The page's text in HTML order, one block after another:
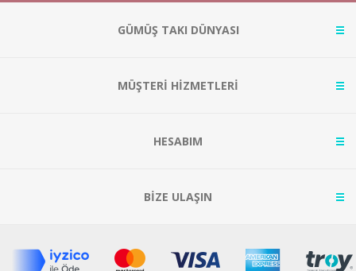
GÜMÜŞ TAKI DÜNYASI
MÜŞTERİ HİZMETLERİ
HESABIM
BİZE ULAŞIN